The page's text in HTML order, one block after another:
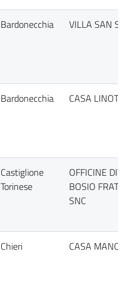
Bardonecchia VILLA SAN
Bardonecchia CASA LINOT
Castiglione
Torinese
OFFICINE
BOSIO
SNC
Chieri CASA